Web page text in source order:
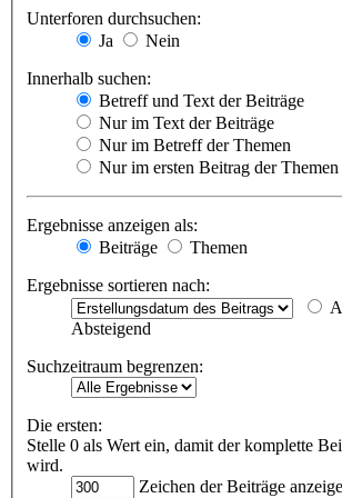
Unterforen durchsuchen:
Ja
Nein
Innerhalb suchen:
Betreff und Text der Beiträge
Nur im Text der Beiträge
Nur im Betreff der Themen
Nur im ersten Beitrag der Themen
Ergebnisse anzeigen als:
Beiträge
Themen
Ergebnisse sortieren nach:
Absteigend
Suchzeitraum begrenzen:
Die ersten:
Stelle 0 als Wert ein, damit der komplette
wird.
Zeichen der Beiträge